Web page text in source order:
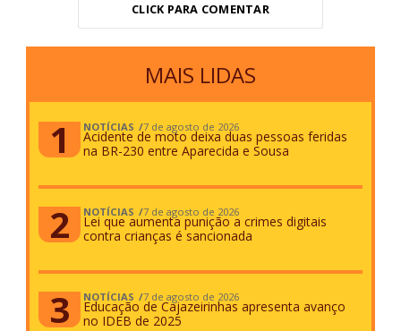
CLICK PARA COMENTAR
MAIS LIDAS
NOTÍCIAS 7 de agosto de 2026
Acidente de moto deixa duas pessoas feridas
na BR-230 entre Aparecida e Sousa
NOTÍCIAS 7 de agosto de 2026
Lei que aumenta punição a crimes digitais
contra crianças é sancionada
NOTÍCIAS 7 de agosto de 2026
Educação de Cajazeirinhas apresenta avanço
no IDEB de 2025